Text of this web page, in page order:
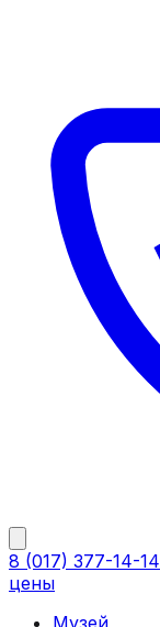
8 (017) 377-14-14
цены
Музей